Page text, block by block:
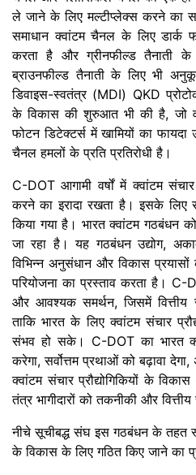
ले जाने के लिए मल्टीप्लेक्स करने का
समाधान क्वांटम चैनल के लिए डार्क
करता है और ग्रीनफील्ड तैनाती
ब्राउनफील्ड तैनाती के लिए भी
डिवाइस-स्वतंत्र (MDI) QKD
के विकास की शुरुआत भी की है, जो
फोटन डिटेक्टर्स में खामियों का फायदा
चैनल हमलों के प्रति प्रतिरोधी है।
C-DOT आगामी वर्षों में क्वांटम
करने का इरादा रखता है। इसके लिए
किया गया है। भारत क्वांटम गठबंधन
जा रहा है। यह गठबंधन उद्योग,
विभिन्न अनुसंधान और विकास
परियोजना का प्रस्ताव करता है। C-
और आवश्यक समर्थन, जिसमें वित्तीय
ताकि भारत के लिए क्वांटम संचार
संभव हो सके। C-DOT का भारत
करेगा, सर्वोत्तम प्रथाओं को बढ़ावा
क्वांटम संचार प्रौद्योगिकियों के
तंत्र भागीदारों को तकनीकी और
नीचे सूचीबद्ध संघ इस गठबंधन के तहत
के विकास के लिए गठित किए जाने का